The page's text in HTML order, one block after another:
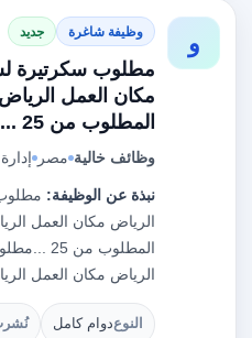
و وظيفة شاغرة جديد
مطلوب سكرتيرة
المطلوب من 25 ...
وظائف خالية مصر
نبذة عن الوظيفة:
الرياض مكان العمل
النوعدوام كامل